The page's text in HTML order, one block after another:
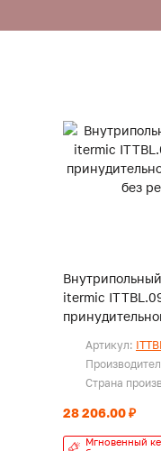
itermic
Артикул:
Страна
28 206.00 ₽
Мгновенный